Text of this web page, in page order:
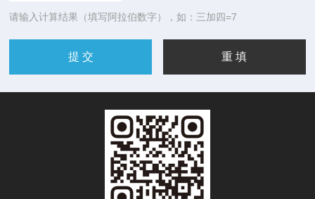
请输入计算结果（填写阿拉伯数字），如：三加四=7